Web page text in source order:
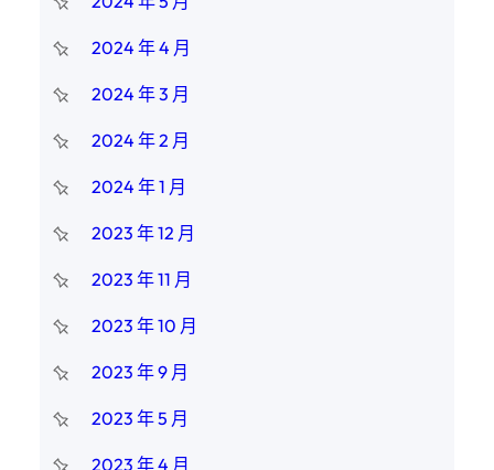
2024 年 4 月
2024 年 3 月
2024 年 2 月
2024 年 1 月
2023 年 12 月
2023 年 11 月
2023 年 10 月
2023 年 9 月
2023 年 5 月
2023 年 4 月